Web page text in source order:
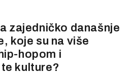
zajedničko današnje
koje su na više
hopom i
kulture?